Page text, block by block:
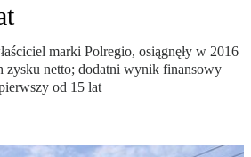
marki Polregio, osiągnęły w 2016
zysku netto; dodatni wynik finansowy
od 15 lat